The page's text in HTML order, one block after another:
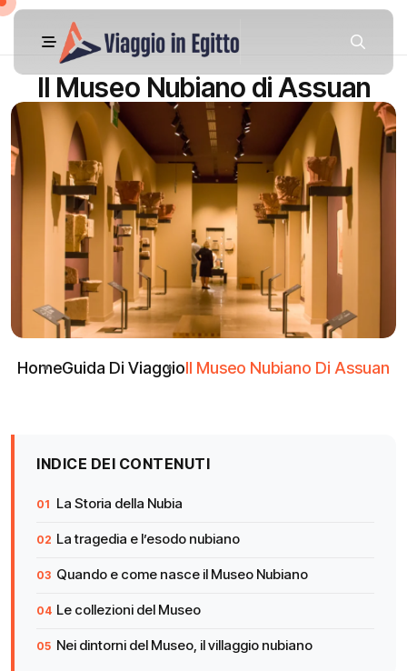
Il Museo Nubiano di Assuan
HomeGuida Di ViaggioIl Museo Nubiano Di Assuan
INDICE DEI CONTENUTI
La Storia della Nubia
La tragedia e l’esodo nubiano
Quando e come nasce il Museo Nubiano
Le collezioni del Museo
Nei dintorni del Museo, il villaggio nubiano